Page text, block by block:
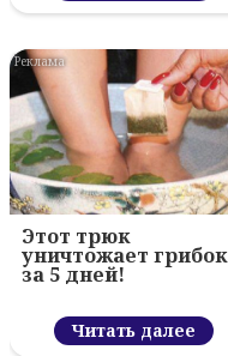
Этот трюк
уничтожает грибок
за 5 дней!
Читать далее